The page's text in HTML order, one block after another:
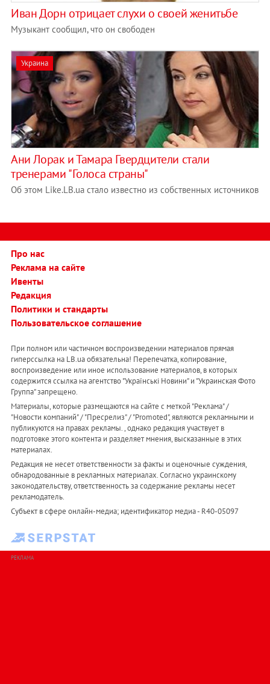
Иван Дорн отрицает слухи о своей женитьбе
Музыкант сообщил, что он свободен
Украина
Ани Лорак и Тамара Гвердцители стали
тренерами "Голоса страны"
Об этом Like.LB.ua стало известно из собственных источников
Про нас
Реклама на сайте
Ивенты
Редакция
Политики и стандарты
Пользовательское соглашение
При полном или частичном воспроизведении материалов прямая
гиперссылка на LB.ua обязательна! Перепечатка, копирование,
воспроизведение или иное использование материалов, в которых
содержится ссылка на агентство "Українськi Новини" и "Украинская Фото
Группа" запрещено.
Материалы, которые размещаются на сайте с меткой "Реклама" /
"Новости компаний" / "Пресрелиз" / "Promoted", являются рекламными и
публикуются на правах рекламы. , однако редакция участвует в
подготовке этого контента и разделяет мнения, высказанные в этих
материалах.
Редакция не несет ответственности за факты и оценочные суждения,
обнародованные в рекламных материалах. Согласно украинскому
законодательству, ответственность за содержание рекламы несет
рекламодатель.
Субъект в сфере онлайн-медиа; идентификатор медиа - R40-05097
РЕКЛАМА